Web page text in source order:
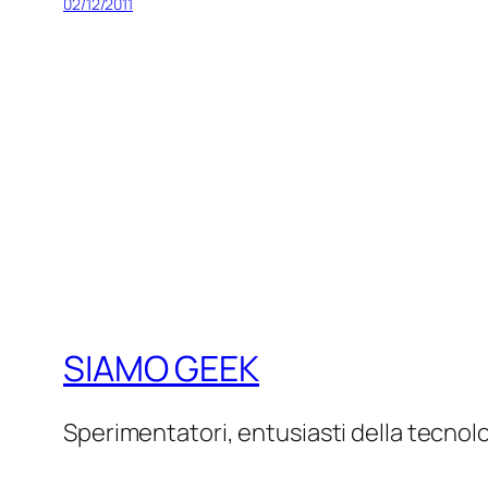
SIAMO GEEK
Sperimentatori, entusiasti della